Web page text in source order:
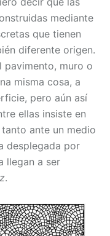
mediante
que tienen
diferente origen.
pavimento, muro o
misma cosa, a
pero aún así
ellas insiste en
ante un medio
desplegada por
llegan a ser
.